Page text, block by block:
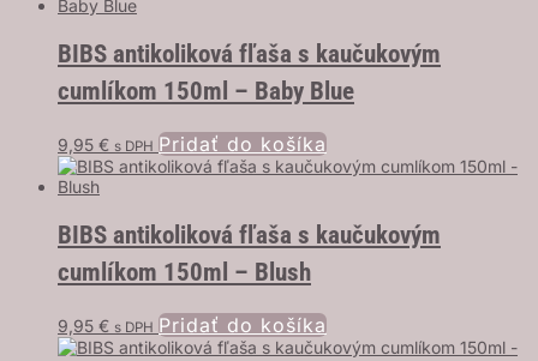
BIBS antikoliková fľaša s kaučukovým
cumlíkom 150ml – Baby Blue
9,95 € s DPH Pridať do košíka
BIBS antikoliková fľaša s kaučukovým
cumlíkom 150ml – Blush
9,95 € s DPH Pridať do košíka